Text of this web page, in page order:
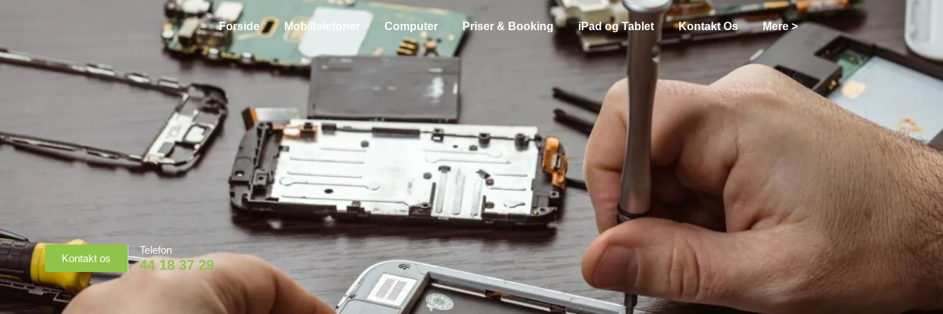
Forside Mobiltelefoner Computer Priser & Booking iPad og Tablet Kontakt Os Mere >
Kontakt os
Telefon
44 18 37 29